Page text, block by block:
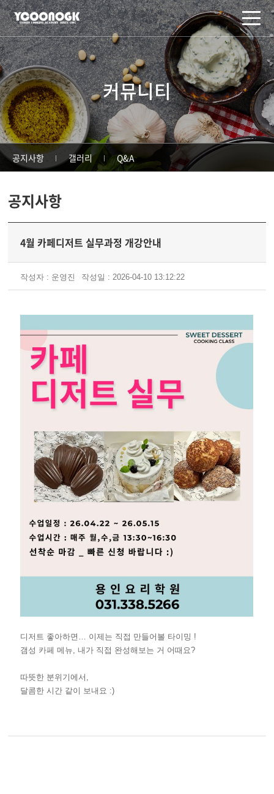
주메뉴 바로가기
컨텐츠 바로가기
커뮤니티
공지사항 갤러리 Q&A
공지사항
4월 카페디저트 실무과정 개강안내
작성자 : 운영진 작성일 : 2026-04-10 13:12:22
디저트 좋아하면… 이제는 직접 만들어볼 타이밍 !
갬성 카페 메뉴, 내가 직접 완성해보는 거 어때요?
따뜻한 분위기에서,
달콤한 시간 같이 보내요 :)